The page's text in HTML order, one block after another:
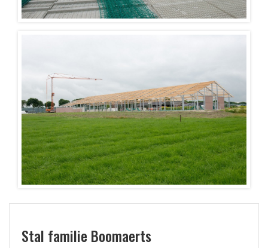
Stal familie Boomaerts